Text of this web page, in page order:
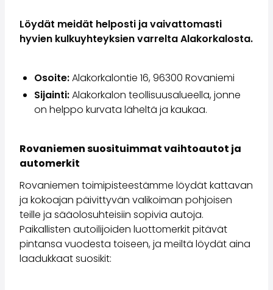
Mercedes-Benz
Tesla
Toyota
Volkswagen
Myy autosi
Myy autosi
Myy yrityksen auto
Artikkeleita auton myyntiin liittyen
Muista nämä kun myyt auton!
Miten säilytän autoni arvon?
Tuotteet ja palvelut
Autoilun lisäpalvelut
Löydät meidät helposti ja vaivattomasti
hyvien kulkuyhteyksien varrelta Alakorkalosta.
Osoite:Alakorkalontie 16, 96300 Rovaniemi
Sijainti:Alakorkalon teollisuusalueella, jonne
on helppo kurvata läheltä ja kaukaa.
Rovaniemen suosituimmat vaihtoautot ja
automerkit
Rovaniemen toimipisteestämme löydät kattavan
ja kokoajan päivittyvän valikoiman pohjoisen
teille ja sääolosuhteisiin sopivia autoja.
Paikallisten autoilijoiden luottomerkit pitävät
pintansa vuodesta toiseen, ja meiltä löydät aina
laadukkaat suosikit: